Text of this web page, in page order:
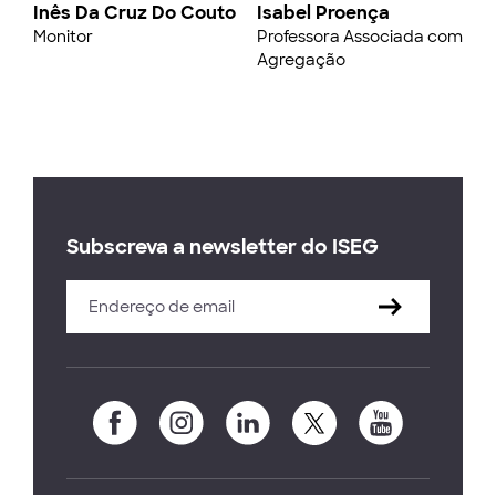
Inês Da Cruz Do Couto
Monitor
Isabel Proença
Professora Associada com
Agregação
Subscreva a newsletter do ISEG